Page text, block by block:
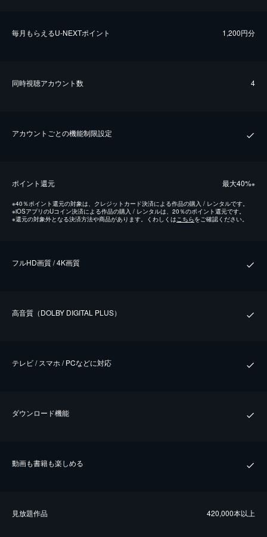
毎⽉もらえるU-NEXTポイント 1,200円分
同時視聴アカウント数 4
アカウントごとの機能制限設定
ポイント還元 最⼤40%※
※40％ポイント還元の対象は、クレジットカード決済による作品の購入 / レンタルです。
※iOSアプリのUコイン決済による作品の購入 / レンタルは、20％のポイント還元です。
※還元の対象外となる決済方法や商品があります。くわしくはこちらをご確認ください。
フルHD画質 / 4K画質
⾼⾳質（DOLBY DIGITAL PLUS）
テレビ / スマホ / PCなどに対応
ダウンロード機能
動画も書籍も楽しめる
⾒放題作品 420,000本以上